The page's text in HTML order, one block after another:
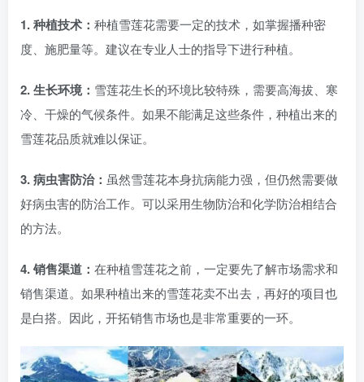
1. 种植技术： 种植雪莲花需要一定的技术，如掌握播种密
度、施肥量等。建议在专业人士的指导下进行种植。
2. 生长环境： 雪莲花生长的环境比较特殊，需要高海拔、寒
冷、干燥的气候条件。如果不能满足这些条件，种植出来的
雪莲花品质就难以保证。
3. 病虫害防治： 虽然雪莲花本身抗病能力强，但仍然需要做
好病虫害的防治工作。可以采用生物防治和化学防治相结合
的方法。
4. 销售渠道： 在种植雪莲花之前，一定要先了解市场需求和
销售渠道。如果种植出来的雪莲花卖不出去，再好的项目也
是白搭。因此，开拓销售市场也是非常重要的一环。